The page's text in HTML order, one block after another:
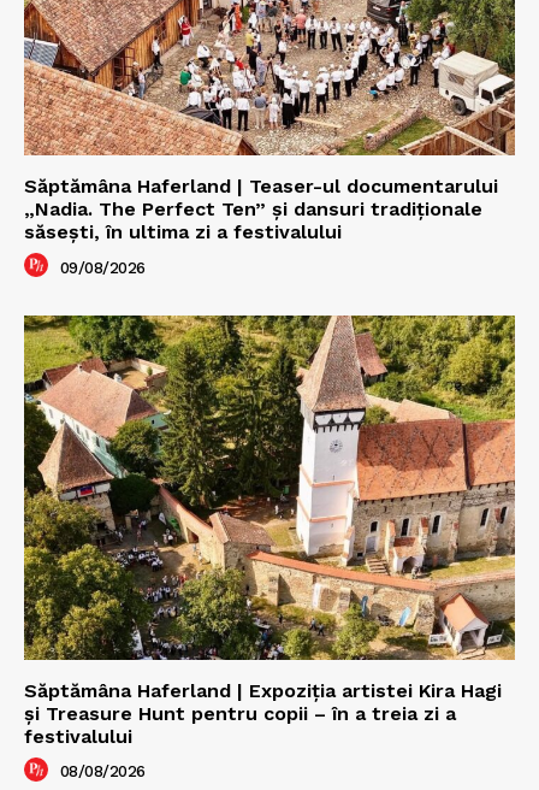
Săptămâna Haferland | Teaser-ul documentarului
„Nadia. The Perfect Ten” şi dansuri tradiţionale
săseşti, în ultima zi a festivalului
09/08/2026
Săptămâna Haferland | Expoziţia artistei Kira Hagi
şi Treasure Hunt pentru copii – în a treia zi a
festivalului
08/08/2026